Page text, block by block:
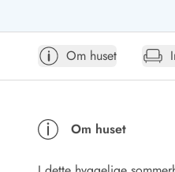
Sommerhus ABC
Forbrugsafregning (Strøm, vand...)
Lån og lej
Om huset
Om huset